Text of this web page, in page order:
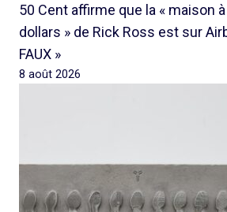
50 Cent affirme que la « maison
dollars » de Rick Ross est sur
FAUX »
8 août 2026